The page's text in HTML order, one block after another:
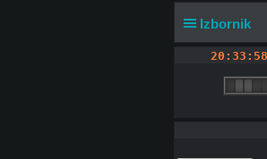
Izbornik